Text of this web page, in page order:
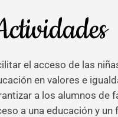
el acceso de las
en valores e
a los alumnos de
a una educación y